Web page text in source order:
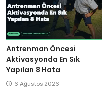
Antrenman Öncesi
Aktivasyonda En Sık
Yapılan 8 Hata
6 Ağustos 2026